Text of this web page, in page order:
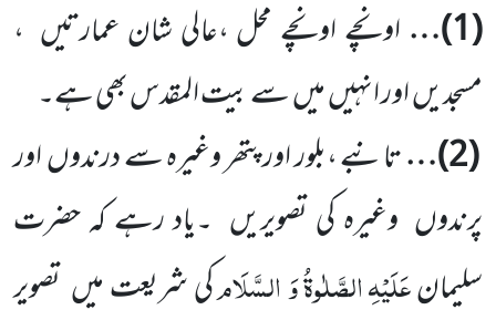
(
1
)…اونچے اونچے محل ،عالی شان عمارتیں ،
مسجدیںاور انہیںمیںسے بیت المقدس بھی ہے۔
(
2
)…تانبے ،بلور اور پتھر وغیرہ سے درندوںاور
پرندوں وغیرہ کی تصویریں ۔یاد رہے کہ حضرت
سلیمانعَلَیْہِالصَّلٰوۃُوَ السَّلَامکی شریعت میں تصویر